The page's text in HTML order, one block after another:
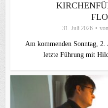
31. Juli 2026 von
Am kommenden Sonntag,
letzte Führung mit